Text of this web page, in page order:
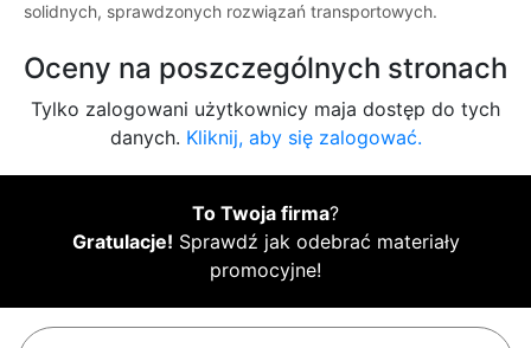
solidnych, sprawdzonych rozwiązań transportowych.
Oceny na poszczególnych stronach
Tylko zalogowani użytkownicy maja dostęp do tych
danych. Kliknij, aby się zalogować.
To Twoja firma?
Gratulacje! Sprawdź jak odebrać materiały
promocyjne!